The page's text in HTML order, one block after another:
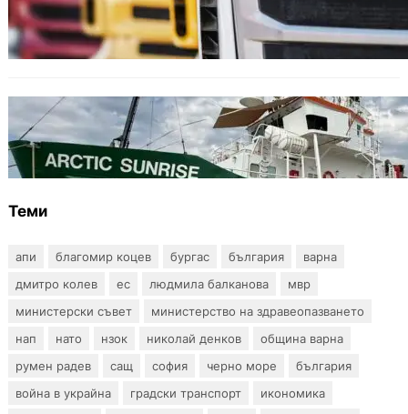
Нови ограничения за камионите над 12
тона по ключови пътища през август
БЪЛГАРИЯ
Корабът на „Грийнпийс“ пристигна във
Варна с кампания за опазване на Черно
море
Теми
апи благомир коцев бургас българия
варна
дмитро колев
ес людмила балканова
мвр
министерски съвет
министерство на здравеопазването
нап
нато нзок николай денков
община варна
румен радев
сащ софия черно море
българия
война в украйна
градски транспорт
икономика